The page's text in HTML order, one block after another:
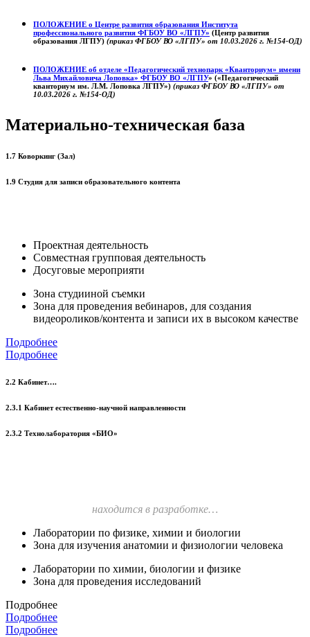
ПОЛОЖЕНИЕ о Центре развития образования Института
профессионального развития ФГБОУ ВО «ЛГПУ» (Центр развития
образования ЛГПУ) (приказ ФГБОУ ВО «ЛГПУ» от 10.03.2026 г. №154-ОД)
ПОЛОЖЕНИЕ об отделе «Педагогический технопарк «Кванториум» имени
Льва Михайловича Лоповка» ФГБОУ ВО «ЛГПУ» («Педагогический
кванториум им. Л.М. Лоповка ЛГПУ») (приказ ФГБОУ ВО «ЛГПУ» от
10.03.2026 г. №154-ОД)
Материально-техническая база
1.7 Коворкинг (Зал)
1.9 Студия для записи образовательного контента
Проектная деятельность
Совместная групповая деятельность
Досуговые мероприяти
Зона студииной съемки
Зона для проведения вебинаров, для создания
видеороликов/контента и записи их в высоком качестве
Подробнее
Подробнее
2.2 Кабинет….
2.3.1 Кабинет естественно-научной направленности
2.3.2 Технолаборатория «БИО»
находится в разработке…
Лаборатории по физике, химии и биологии
Зона для изучения анатомии и физиологии человека
Лаборатории по химии, биологии и физике
Зона для проведения исследований
Подробнее
Подробнее
Подробнее